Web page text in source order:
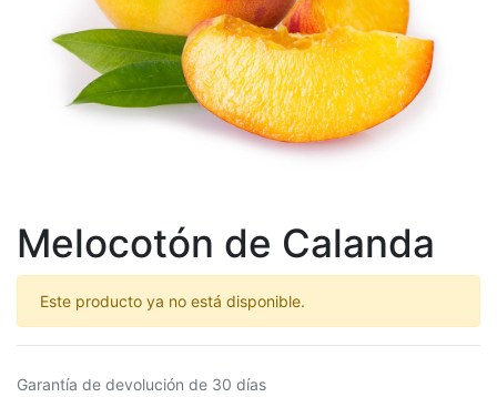
Melocotón de Calanda
Este producto ya no está disponible.
Garantía de devolución de 30 días